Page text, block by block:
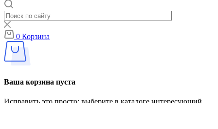
0 Корзина
Ваша корзина пуста
Исправить это просто: выберите в каталоге интересующий